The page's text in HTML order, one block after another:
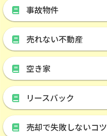
事故物件
売れない不動産
空き家
リースバック
売却で失敗しないコツ